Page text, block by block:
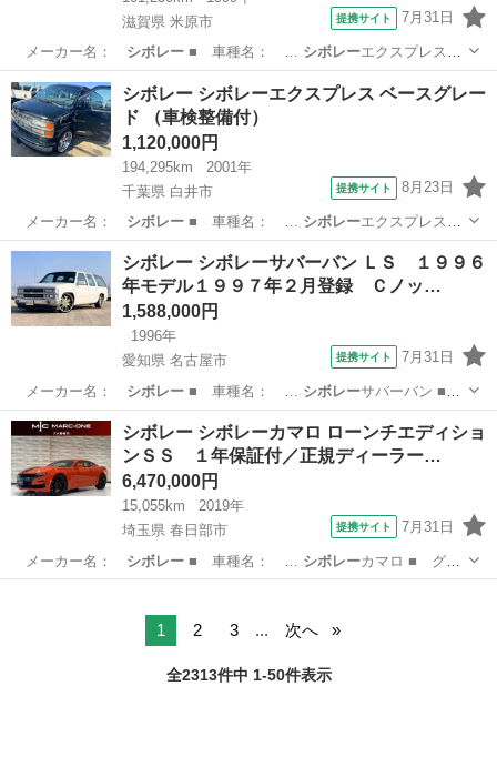
滋賀県 米原市
提携サイト 7月31日
メーカー名： シボレー■ 車種名： … シボレーエクスプレス
■…滋賀 米原市 その他
シボレー シボレーエクスプレス ベースグレー
ド （車検整備付）
1,120,000円
194,295km
2001年
千葉県 白井市
提携サイト 8月23日
メーカー名： シボレー■ 車種名： … シボレーエクスプレス
■…千葉 白井市 その他
シボレー シボレーサバーバン ＬＳ １９９６
年モデル１９９７年２月登録 Ｃノッ…
1,588,000円
1996年
愛知県 名古屋市
提携サイト 7月31日
メーカー名： シボレー■ 車種名： … シボレーサバーバン ■
…愛知 名古屋市
シボレー シボレーカマロ ローンチエディショ
ンＳＳ １年保証付／正規ディーラー…
6,470,000円
15,055km
2019年
埼玉県 春日部市
提携サイト 7月31日
メーカー名： シボレー■ 車種名： … シボレーカマロ ■ グ
レ…
1 2 3 ... 次へ
全2313件中 1-50件表示